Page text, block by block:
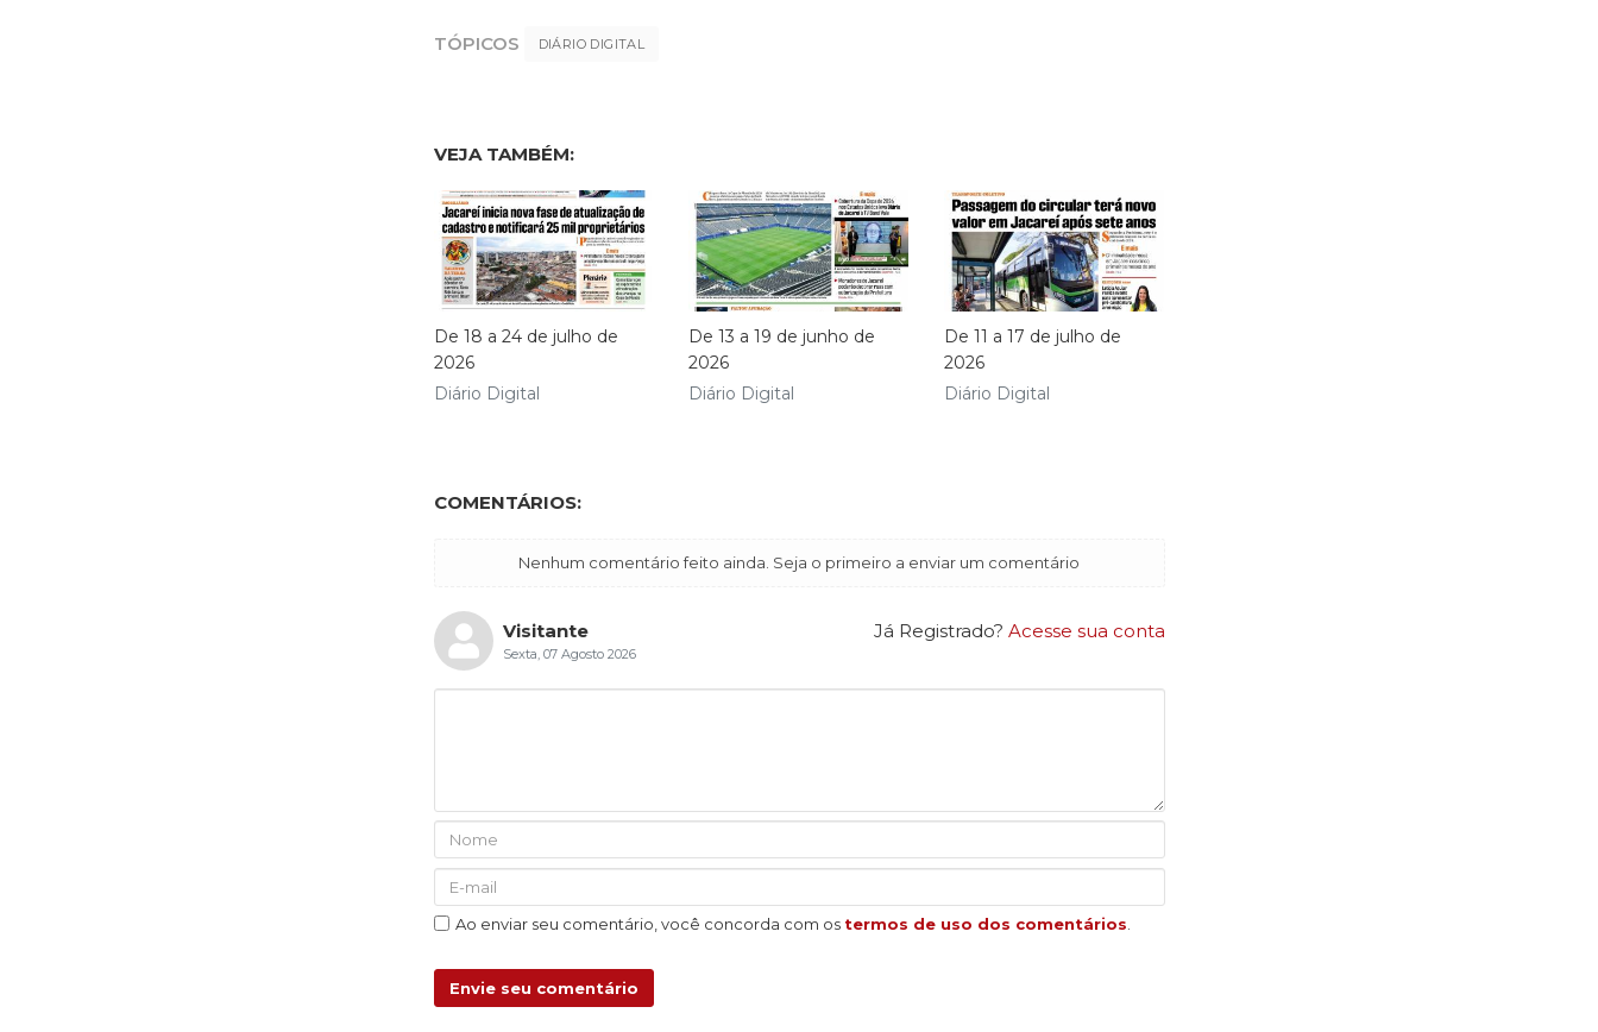
TÓPICOS DIÁRIO DIGITAL
VEJA TAMBÉM:
De 18 a 24 de julho de
2026
Diário Digital
De 13 a 19 de junho de
2026
Diário Digital
De 11 a 17 de julho de
2026
Diário Digital
COMENTÁRIOS:
Nenhum comentário feito ainda. Seja o primeiro a enviar um comentário
Já Registrado? Acesse sua conta
Visitante
Sexta, 07 Agosto 2026
Ao enviar seu comentário, você concorda com os termos de uso dos comentários.
Envie seu comentário